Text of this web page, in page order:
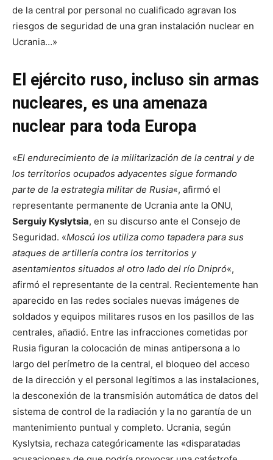
de la central por personal no cualificado agravan los
riesgos de seguridad de una gran instalación nuclear en
Ucrania…»
El ejército ruso, incluso sin armas
nucleares, es una amenaza
nuclear para toda Europa
«El endurecimiento de la militarización de la central y de
los territorios ocupados adyacentes sigue formando
parte de la estrategia militar de Rusia«, afirmó el
representante permanente de Ucrania ante la ONU,
Serguiy Kyslytsia, en su discurso ante el Consejo de
Seguridad. «Moscú los utiliza como tapadera para sus
ataques de artillería contra los territorios y
asentamientos situados al otro lado del río Dnipró«,
afirmó el representante de la central. Recientemente han
aparecido en las redes sociales nuevas imágenes de
soldados y equipos militares rusos en los pasillos de las
centrales, añadió. Entre las infracciones cometidas por
Rusia figuran la colocación de minas antipersona a lo
largo del perímetro de la central, el bloqueo del acceso
de la dirección y el personal legítimos a las instalaciones,
la desconexión de la transmisión automática de datos del
sistema de control de la radiación y la no garantía de un
mantenimiento puntual y completo. Ucrania, según
Kyslytsia, rechaza categóricamente las «disparatadas